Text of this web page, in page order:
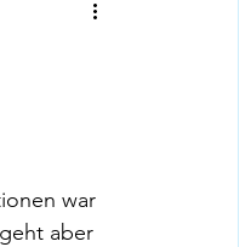
Bündnisse
war
aber